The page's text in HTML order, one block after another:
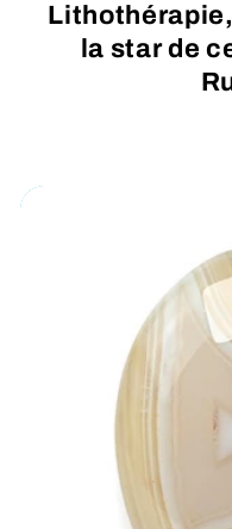
la star de